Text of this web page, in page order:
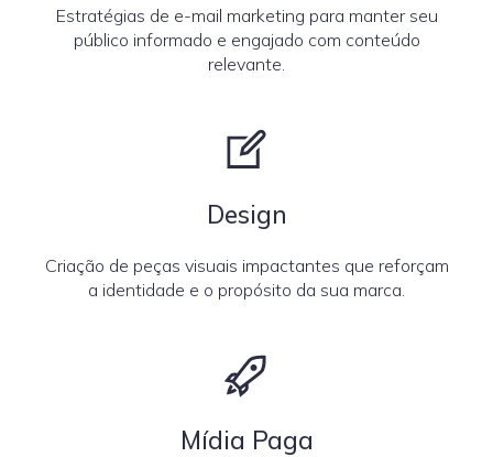
Estratégias de e-mail marketing para manter seu
público informado e engajado com conteúdo
relevante.
Design
Criação de peças visuais impactantes que reforçam
a identidade e o propósito da sua marca.
Mídia Paga